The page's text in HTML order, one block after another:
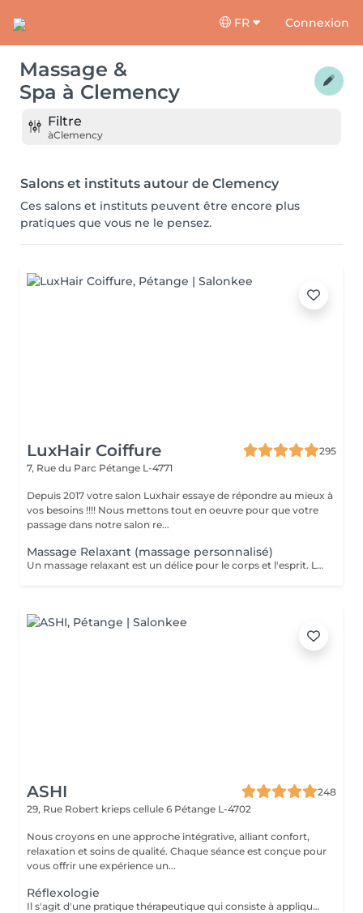
FR Connexion
Massage &
Spa à Clemency
Filtre
àClemency
Salons et instituts autour de Clemency
Ces salons et instituts peuvent être encore plus
pratiques que vous ne le pensez.
LuxHair Coiffure
295
7, Rue du Parc Pétange L-4771
Depuis 2017 votre salon Luxhair essaye de répondre au mieux à
vos besoins !!!! Nous mettons tout en oeuvre pour que votre
passage dans notre salon re...
Massage Relaxant (massage personnalisé)
Un massage relaxant est un délice pour le corps et l'esprit. Le massage est la méthode la plus ancienne pour se régénérer, un moyen simple de retrouver un état d'esprit serein en un instant. Pour être au top de votre forme au quotidien, il est important de vous réserver un peu de temps pour vous. Rechargez vos batteries et dites bye bye au stress !
ASHI
248
29, Rue Robert krieps cellule 6 Pétange L-4702
Nous croyons en une approche intégrative, alliant confort,
relaxation et soins de qualité. Chaque séance est conçue pour
vous offrir une expérience un...
Réflexologie
Il s'agit d'une pratique thérapeutique qui consiste à appliquer une pression sur des points spécifiques des pieds. On pense que ces points correspondent à différents organes et systèmes du corps, favorisant la relaxation et soulageant les tensions.